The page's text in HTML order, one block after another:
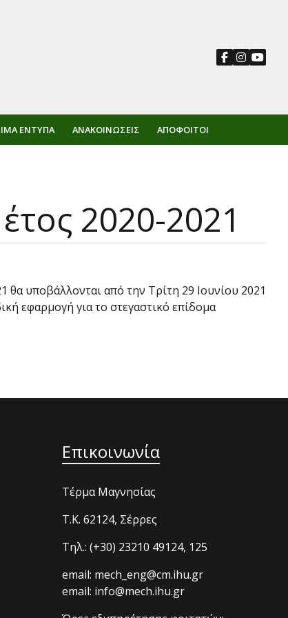
ΈΝΤΥΠΑ ΑΝΑΚΟΙΝΏΣΕΙΣ ΑΠΌΦΟΙΤΟΙ
2020-2021
θα υποβάλλονται από την Τρίτη 29 Ιουνίου 2021
εφαρμογή για το στεγαστικό επίδομα
Επικοινωνία
Τέρμα Μαγνησίας
T.K. 62124, Σέρρες
Τηλ.: (+30) 23210 49124, 125
email: mech_eng@cm.ihu.gr
email: info@mech.ihu.gr